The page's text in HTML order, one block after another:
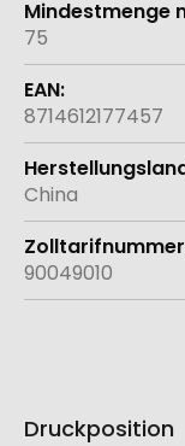
75
8714612177457
China
90049010
Druckposition